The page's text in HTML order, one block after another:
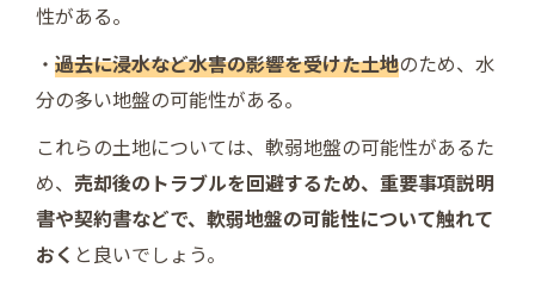
性がある。
・ 過去に浸水など水害の影響を受けた土地のため、水
分の多い地盤の可能性がある。
これらの土地については、軟弱地盤の可能性があるた
め、 売却後のトラブルを回避するため、重要事項説明
書や契約書などで、軟弱地盤の可能性について触れて
おく と良いでしょう。